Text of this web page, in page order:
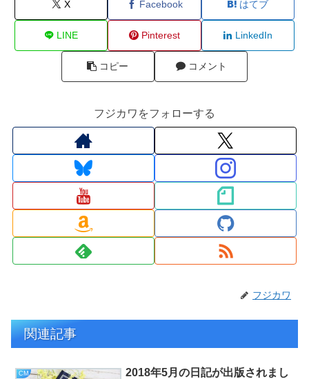
X Facebook はてブ
LINE Pinterest LinkedIn
コピー コメント
フジカワをフォローする
フジカワ
関連記事
CM
2018年5月の日記が出版されまし